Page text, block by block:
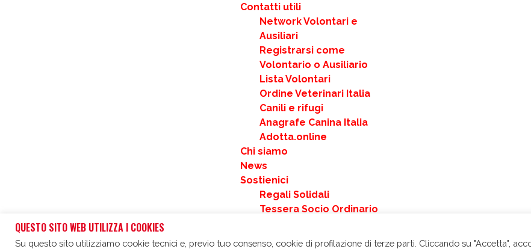
Contatti utili
Network Volontari e
Ausiliari
Registrarsi come
Volontario o Ausiliario
Lista Volontari
Ordine Veterinari Italia
Canili e rifugi
Anagrafe Canina Italia
Adotta.online
Chi siamo
News
Sostienici
Regali Solidali
Tessera Socio Ordinario
CALENDARIO 2025 –
QUESTO SITO WEB UTILIZZA I COOKIES
Su questo sito utilizziamo cookie tecnici e, previo tuo consenso, cookie di profilazione di terze parti. Cliccando su "Accetta",